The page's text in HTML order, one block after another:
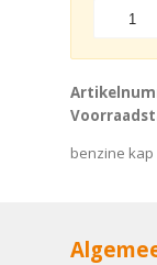
benzine kap